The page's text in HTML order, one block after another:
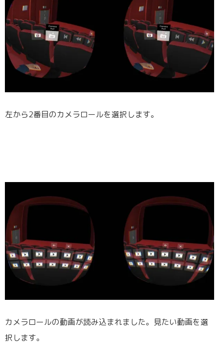
左から2番目のカメラロールを選択します。
カメラロールの動画が読み込まれました。見たい動画を選
択します。